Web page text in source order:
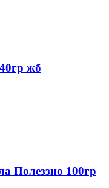
жб
Полеззно 100гр